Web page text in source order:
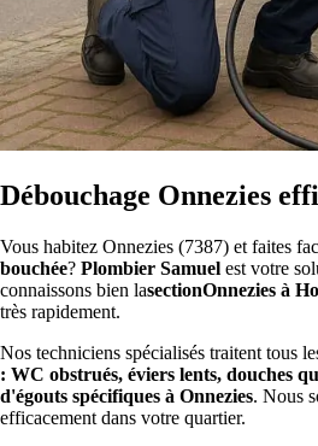
Débouchage Onnezies
Vous habitez Onnezies (7387) et faites
bouchée? Plombier Samuel est votre
connaissons bien lasectionOnnezies à
très rapidement.
Nos techniciens spécialisés traitent tous
: WC obstrués, éviers lents, douches
d'égouts spécifiques à Onnezies. Nous
efficacement dans votre quartier.